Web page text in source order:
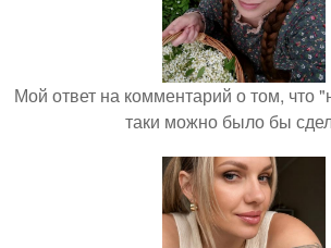
Мой ответ на комментарий о том, что
таки можно было бы